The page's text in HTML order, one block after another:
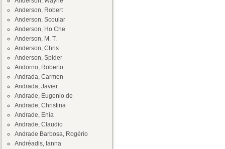
Anderson, Robert
Anderson, Scoular
Anderson, Ho Che
Anderson, M. T.
Anderson, Chris
Anderson, Spider
Andorno, Roberto
Andrada, Carmen
Andrada, Javier
Andrade, Eugenio de
Andrade, Christina
Andrade, Enia
Andrade, Claudio
Andrade Barbosa, Rogério
Andréadis, Ianna